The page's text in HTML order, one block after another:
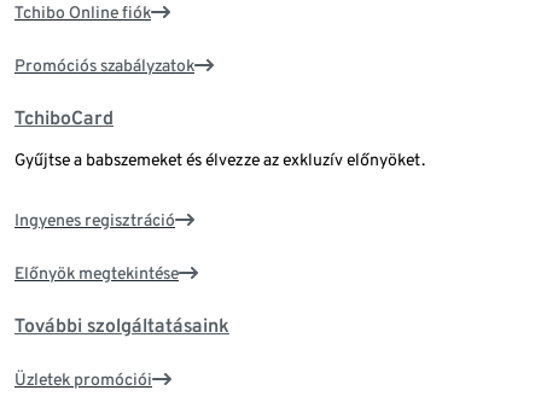
Tchibo Online fiók
Promóciós szabályzatok
TchiboCard
Gyűjtse a babszemeket és élvezze az exkluzív előnyöket.
Ingyenes regisztráció
Előnyök megtekintése
További szolgáltatásaink
Üzletek promóciói